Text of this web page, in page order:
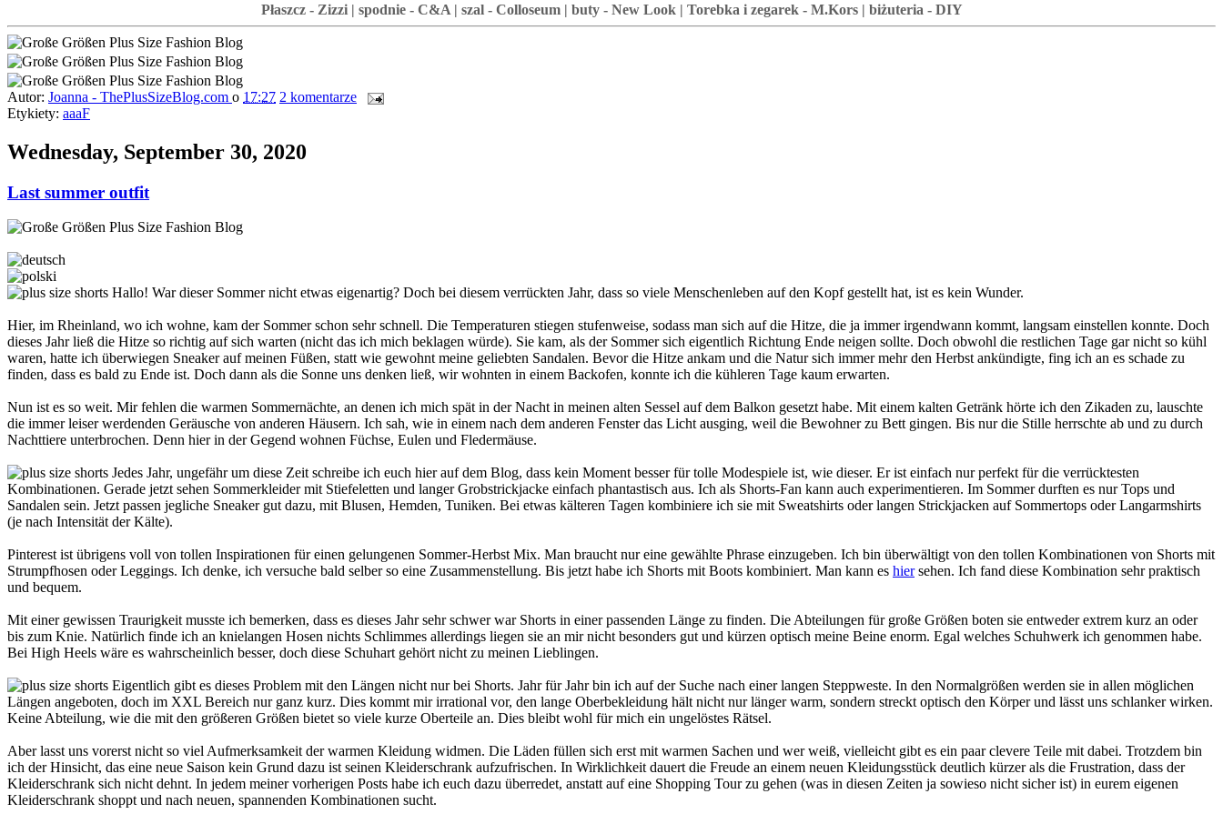
Płaszcz - Zizzi | spodnie - C&A | szal - Colloseum | buty - New Look | Torebka i zegarek - M.Kors | biżuteria - DIY
Autor: Joanna - ThePlusSizeBlog.com o 17:27 2 komentarze
Etykiety: aaaF
Wednesday, September 30, 2020
Last summer outfit
Hallo! War dieser Sommer nicht etwas eigenartig? Doch bei diesem verrückten Jahr, dass so viele Menschenleben auf den Kopf gestellt hat, ist es kein Wunder.
Hier, im Rheinland, wo ich wohne, kam der Sommer schon sehr schnell. Die Temperaturen stiegen stufenweise, sodass man sich auf die Hitze, die ja immer irgendwann kommt, langsam einstellen konnte. Doch
dieses Jahr ließ die Hitze so richtig auf sich warten (nicht das ich mich beklagen würde). Sie kam, als der Sommer sich eigentlich Richtung Ende neigen sollte. Doch obwohl die restlichen Tage gar nicht so kühl
waren, hatte ich überwiegen Sneaker auf meinen Füßen, statt wie gewohnt meine geliebten Sandalen. Bevor die Hitze ankam und die Natur sich immer mehr den Herbst ankündigte, fing ich an es schade zu
finden, dass es bald zu Ende ist. Doch dann als die Sonne uns denken ließ, wir wohnten in einem Backofen, konnte ich die kühleren Tage kaum erwarten.
Nun ist es so weit. Mir fehlen die warmen Sommernächte, an denen ich mich spät in der Nacht in meinen alten Sessel auf dem Balkon gesetzt habe. Mit einem kalten Getränk hörte ich den Zikaden zu, lauschte
die immer leiser werdenden Geräusche von anderen Häusern. Ich sah, wie in einem nach dem anderen Fenster das Licht ausging, weil die Bewohner zu Bett gingen. Bis nur die Stille herrschte ab und zu durch
Nachttiere unterbrochen. Denn hier in der Gegend wohnen Füchse, Eulen und Fledermäuse.
Jedes Jahr, ungefähr um diese Zeit schreibe ich euch hier auf dem Blog, dass kein Moment besser für tolle Modespiele ist, wie dieser. Er ist einfach nur perfekt für die verrücktesten
Kombinationen. Gerade jetzt sehen Sommerkleider mit Stiefeletten und langer Grobstrickjacke einfach phantastisch aus. Ich als Shorts-Fan kann auch experimentieren. Im Sommer durften es nur Tops und
Sandalen sein. Jetzt passen jegliche Sneaker gut dazu, mit Blusen, Hemden, Tuniken. Bei etwas kälteren Tagen kombiniere ich sie mit Sweatshirts oder langen Strickjacken auf Sommertops oder Langarmshirts
(je nach Intensität der Kälte).
Pinterest ist übrigens voll von tollen Inspirationen für einen gelungenen Sommer-Herbst Mix. Man braucht nur eine gewählte Phrase einzugeben. Ich bin überwältigt von den tollen Kombinationen von Shorts mit
Strumpfhosen oder Leggings. Ich denke, ich versuche bald selber so eine Zusammenstellung. Bis jetzt habe ich Shorts mit Boots kombiniert. Man kann es hiersehen. Ich fand diese Kombination sehr praktisch
und bequem.
Mit einer gewissen Traurigkeit musste ich bemerken, dass es dieses Jahr sehr schwer war Shorts in einer passenden Länge zu finden. Die Abteilungen für große Größen boten sie entweder extrem kurz an oder
bis zum Knie. Natürlich finde ich an knielangen Hosen nichts Schlimmes allerdings liegen sie an mir nicht besonders gut und kürzen optisch meine Beine enorm. Egal welches Schuhwerk ich genommen habe.
Bei High Heels wäre es wahrscheinlich besser, doch diese Schuhart gehört nicht zu meinen Lieblingen.
Eigentlich gibt es dieses Problem mit den Längen nicht nur bei Shorts. Jahr für Jahr bin ich auf der Suche nach einer langen Steppweste. In den Normalgrößen werden sie in allen möglichen
Längen angeboten, doch im XXL Bereich nur ganz kurz. Dies kommt mir irrational vor, den lange Oberbekleidung hält nicht nur länger warm, sondern streckt optisch den Körper und lässt uns schlanker wirken.
Keine Abteilung, wie die mit den größeren Größen bietet so viele kurze Oberteile an. Dies bleibt wohl für mich ein ungelöstes Rätsel.
Aber lasst uns vorerst nicht so viel Aufmerksamkeit der warmen Kleidung widmen. Die Läden füllen sich erst mit warmen Sachen und wer weiß, vielleicht gibt es ein paar clevere Teile mit dabei. Trotzdem bin
ich der Hinsicht, das eine neue Saison kein Grund dazu ist seinen Kleiderschrank aufzufrischen. In Wirklichkeit dauert die Freude an einem neuen Kleidungsstück deutlich kürzer als die Frustration, dass der
Kleiderschrank sich nicht dehnt. In jedem meiner vorherigen Posts habe ich euch dazu überredet, anstatt auf eine Shopping Tour zu gehen (was in diesen Zeiten ja sowieso nicht sicher ist) in eurem eigenen
Kleiderschrank shoppt und nach neuen, spannenden Kombinationen sucht.